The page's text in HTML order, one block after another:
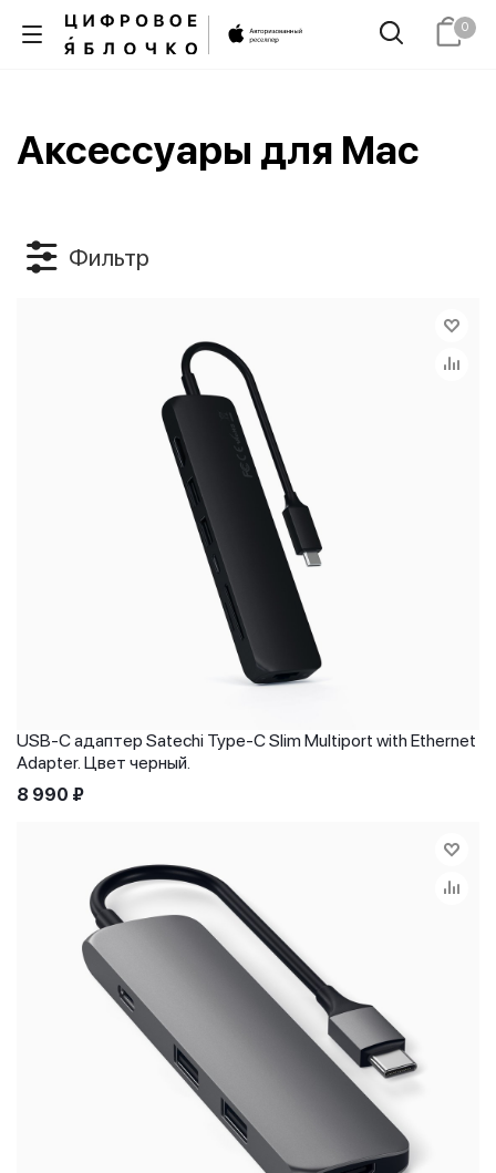
0
Аксессуары для Mac
Фильтр
USB-C адаптер Satechi Type-C Slim Multiport with Ethernet
Adapter. Цвет черный.
8 990 ₽